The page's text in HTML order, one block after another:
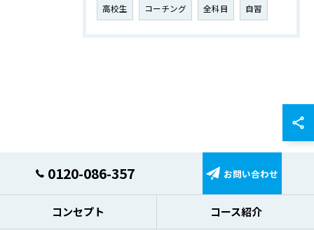
高校生 コーチング 全科目 自習
0120-086-357 お問い合わせ
コンセプト コース紹介